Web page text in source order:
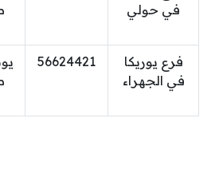
في حولي
فرع يوريكا
في الجهراء
56624421